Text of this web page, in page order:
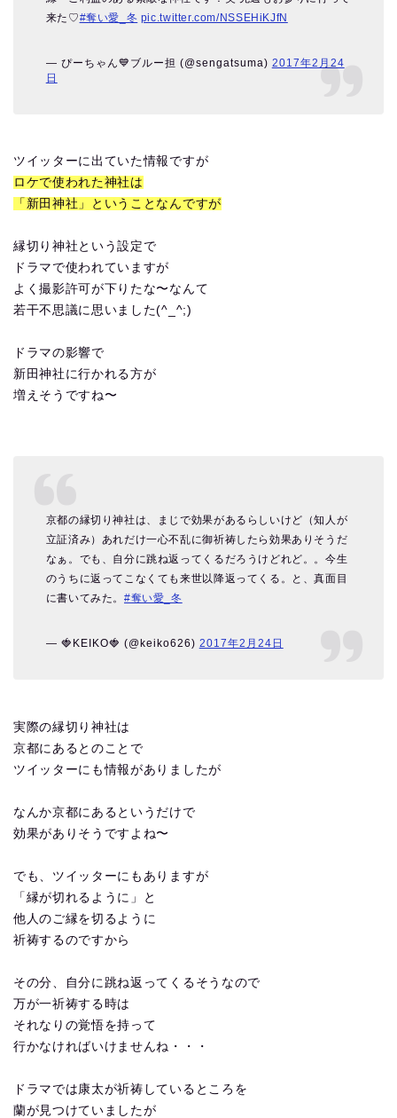
来た♡#奪い愛_冬 pic.twitter.com/NSSEHiKJfN
— ぴーちゃん💙ブルー担 (@sengatsuma) 2017年2月24
日
ツイッターに出ていた情報ですが
ロケで使われた神社は
「新田神社」ということなんですが
縁切り神社という設定で
ドラマで使われていますが
よく撮影許可が下りたな〜なんて
若干不思議に思いました(^_^;)
ドラマの影響で
新田神社に行かれる方が
増えそうですね〜
京都の縁切り神社は、まじで効果があるらしいけど（知人が
立証済み）あれだけ一心不乱に御祈祷したら効果ありそうだ
なぁ。でも、自分に跳ね返ってくるだろうけどれど。。今生
のうちに返ってこなくても来世以降返ってくる。と、真面目
に書いてみた。#奪い愛_冬
— 🍓KEIKO🍓 (@keiko626) 2017年2月24日
実際の縁切り神社は
京都にあるとのことで
ツイッターにも情報がありましたが
なんか京都にあるというだけで
効果がありそうですよね〜
でも、ツイッターにもありますが
「縁が切れるように」と
他人のご縁を切るように
祈祷するのですから
その分、自分に跳ね返ってくるそうなので
万が一祈祷する時は
それなりの覚悟を持って
行かなければいけませんね・・・
ドラマでは康太が祈祷しているところを
蘭が見つけていましたが